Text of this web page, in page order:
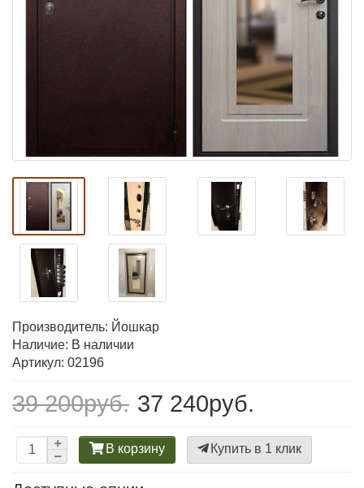
Производитель: Йошкар
Наличие: В наличии
Артикул: 02196
39 200руб. 37 240руб.
В корзину Купить в 1 клик